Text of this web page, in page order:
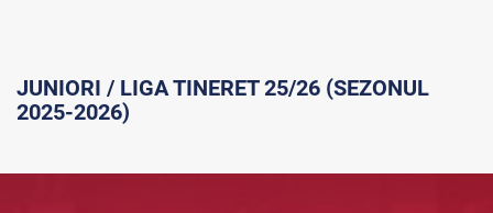
JUNIORI / LIGA TINERET 25/26 (SEZONUL
2025-2026)